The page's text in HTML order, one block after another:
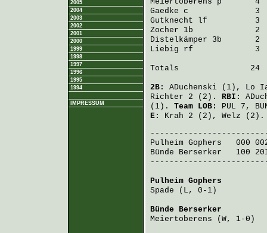
2005
2004
2003
2002
2001
2000
1999
1998
1997
1996
1995
1994
IMPRESSUM
Gaedke c              3
Gutknecht lf          3  0
Zocher 1b             2
Distelkämper 3b       2
Liebig rf             3  1
Totals               24
2B: ADuchenski (1), Lo
Richter 2 (2). RBI:
(1). Team LOB:
PUL 7,
E: Krah 2 (2), Welz (2).
Pulheim Gophers
000
Bünde Berserker
100
Pulheim Gophers
Spade (L, 0-1)
Bünde Berserker
Meiertoberens (W, 1-0)